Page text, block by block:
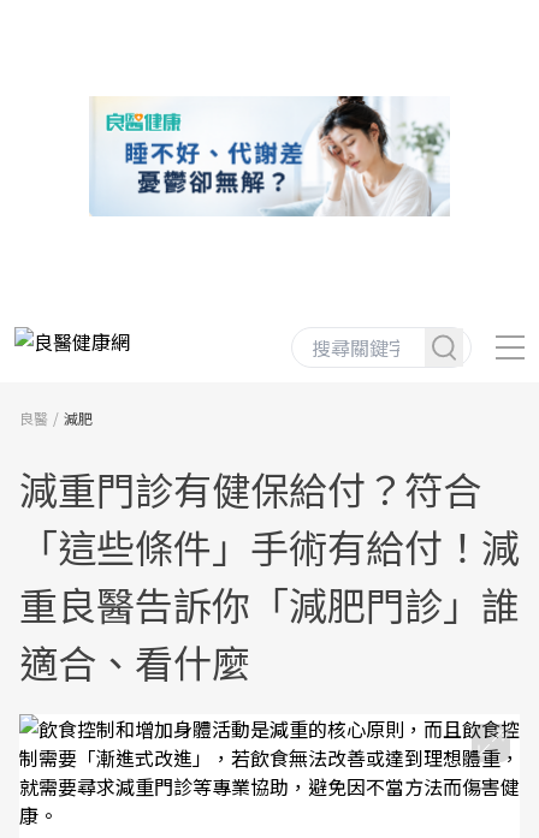
良醫 減肥
減重門診有健保給付？符合
「這些條件」手術有給付！減
重良醫告訴你「減肥門診」誰
適合、看什麼